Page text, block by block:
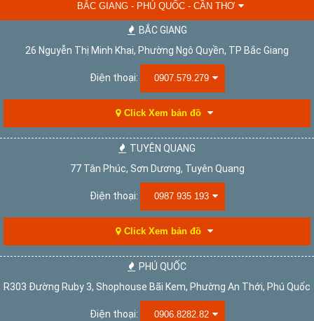
BẮC GIANG - PHÚ QUỐC - CẦN THƠ
BẮC GIANG
26 Nguyễn Thị Minh Khai, Phường Ngô Quyền, TP Bắc Giang
Điện thoại: 0907.579.279
Click Xem bản đồ
TUYÊN QUANG
77 Tân Phúc, Sơn Dương, Tuyên Quang
Điện thoại: 0987 935 193
Click Xem bản đồ
PHÚ QUỐC
R303 Đường Ruby 3, Shophouse Bãi Kem, Phường An Thới, Phú Quốc
Điện thoại: 0906.8282.82